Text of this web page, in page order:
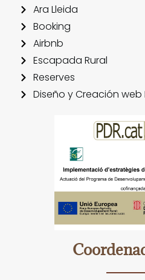
Ara Lleida
Booking
Airbnb
Escapada Rural
Reserves
Diseño y Creación web